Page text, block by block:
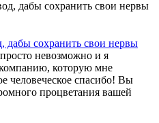
дабы сохранить свои нервы
невозможно и я
которую мне
человеческое спасибо! Вы
процветания вашей